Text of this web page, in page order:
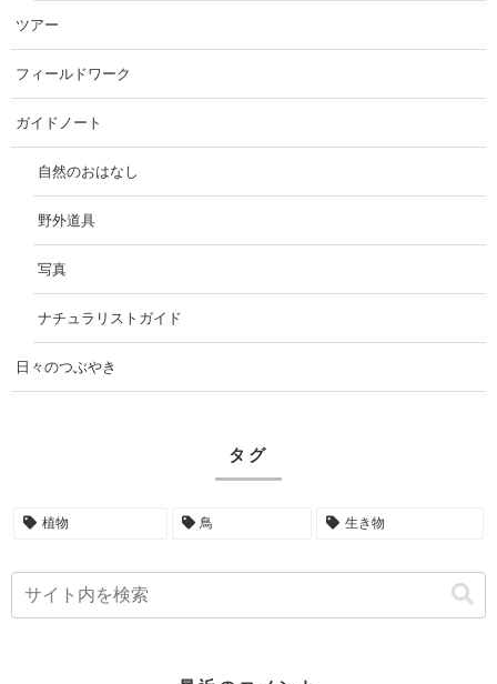
ツアー
フィールドワーク
ガイドノート
自然のおはなし
野外道具
写真
ナチュラリストガイド
日々のつぶやき
タグ
植物 鳥 生き物